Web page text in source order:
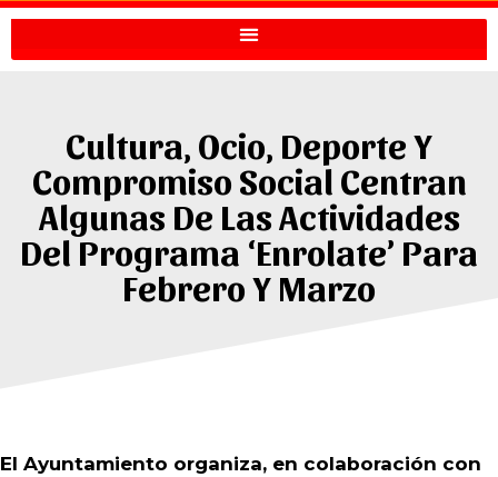
Cultura, Ocio, Deporte Y
Compromiso Social Centran
Algunas De Las Actividades
Del Programa ‘Enrolate’ Para
Febrero Y Marzo
El Ayuntamiento organiza, en colaboración con